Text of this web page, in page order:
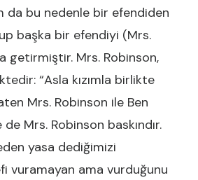
da bu nedenle bir efendiden
başka bir efendiyi (Mrs.
getirmiştir. Mrs. Robinson,
“Asla kızımla birlikte
Mrs. Robinson ile Ben
Mrs. Robinson baskındır.
yasa dediğimizi
vuramayan ama vurduğunu